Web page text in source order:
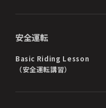
安全運転
Basic Riding Lesson
（安全運転講習）